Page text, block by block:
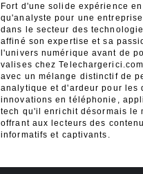
Fort d'une solide expérience
qu'analyste pour une
dans le secteur des
affiné son expertise et sa
l'univers numérique avant de
valises chez
avec un mélange distinctif de
analytique et d'ardeur pour les
innovations en téléphonie,
tech qu'il enrichit désormais le
offrant aux lecteurs des
informatifs et captivants.